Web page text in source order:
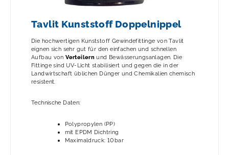
Tavlit Kunststoff Doppelnippel
Die hochwertigen Kunststoff Gewindefittinge von Tavlit
eignen sich sehr gut für den einfachen und schnellen
Aufbau vonVerteilern und Bewässerungsanlagen. Die
Fittinge sind UV-Licht stabilisiert und gegen die in der
Landwirtschaft üblichen Dünger und Chemikalien chemisch
resistent.
Technische Daten:
Polypropylen (PP)
mit EPDM Dichtring
Maximaldruck: 10bar